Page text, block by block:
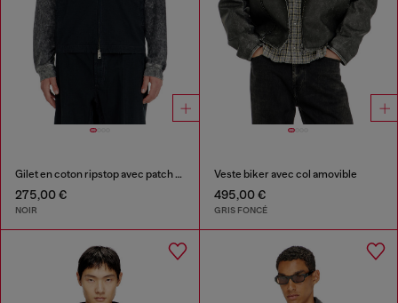
Gilet en coton ripstop avec patch Oval D
275,00 €
NOIR
Veste biker avec col amovible
495,00 €
GRIS FONCÉ